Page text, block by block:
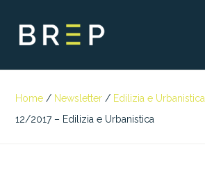
Home / Newsletter / Edilizia e Urbanistica
12/2017 – Edilizia e Urbanistica